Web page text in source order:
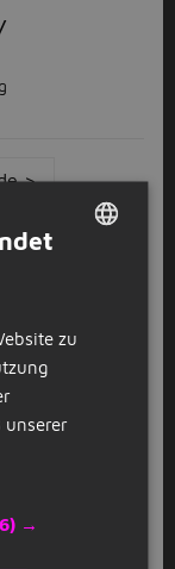
>
um
seinen
erfüllt.
Schloss mit
zu
unserer
→